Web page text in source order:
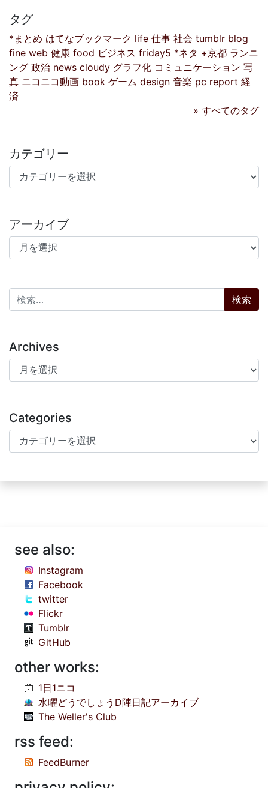
タグ
*まとめ はてなブックマーク life 仕事 社会 tumblr blog
fine web 健康 food ビジネス friday5 *ネタ +京都 ランニ
ング 政治 news cloudy グラフ化 コミュニケーション 写
真 ニコニコ動画 book ゲーム design 音楽 pc report 経
済
» すべてのタグ
カテゴリー
カテゴリー
アーカイブ
アーカイブ
検索:
Archives
Archives
Categories
Categories
see also:
Instagram
Facebook
twitter
Flickr
Tumblr
GitHub
other works:
1日1ニコ
水曜どうでしょうD陣日記アーカイブ
The Weller's Club
rss feed:
FeedBurner